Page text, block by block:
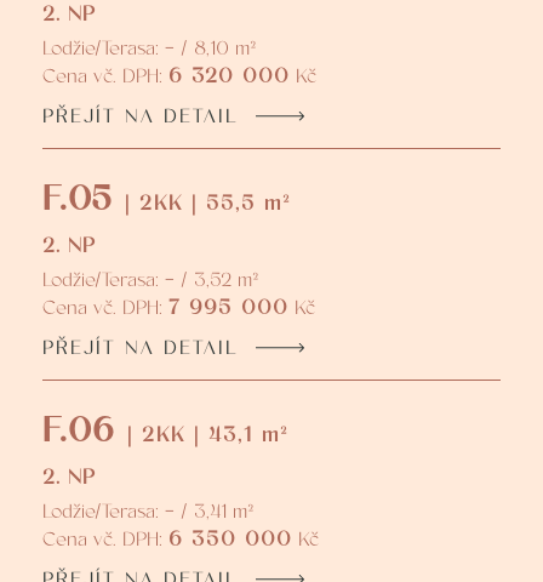
2. NP
Lodžie/Terasa: - / 8,10 m²
Cena vč. DPH: 6 320 000 Kč
PŘEJÍT NA DETAIL
F.05 | 2KK | 55,5 m²
2. NP
Lodžie/Terasa: - / 3,52 m²
Cena vč. DPH: 7 995 000 Kč
PŘEJÍT NA DETAIL
F.06 | 2KK | 43,1 m²
2. NP
Lodžie/Terasa: - / 3,41 m²
Cena vč. DPH: 6 350 000 Kč